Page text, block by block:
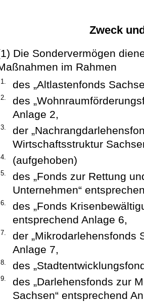
Zweck
Die Sondervermögen
im Rahmen
1. des „Altlastenfonds
2.
des
Anlage 2,
3.
der
Wirtschaftsstruktur
4. (aufgehoben)
5.
des „Fonds zur Rettung
Unternehmen“
6.
des „Fonds
entsprechend Anlage 6,
7.
der „Mikrodarlehensfonds
Anlage 7,
8. des
9.
des „Darlehensfonds zur
Sachsen“ entsprechend